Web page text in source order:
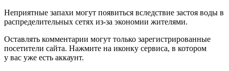
Неприятные запахи могут появиться вследствие застоя воды в
распределительных сетях из-за экономии жителями.
Оставлять комментарии могут только зарегистрированные
посетители сайта. Нажмите на иконку сервиса, в котором
у вас уже есть аккаунт.